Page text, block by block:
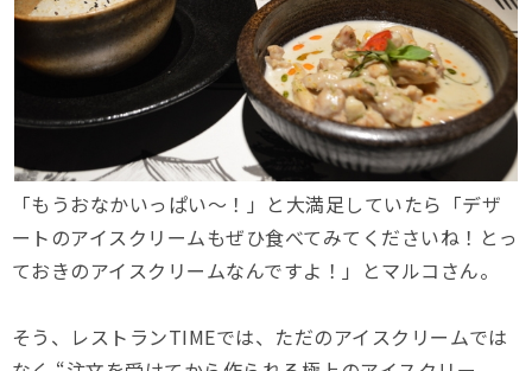
「もうおなかいっぱい〜！」と大満足していたら「デザ
ートのアイスクリームもぜひ食べてみてくださいね！とっ
ておきのアイスクリームなんですよ！」とマルコさん。
そう、レストランTIMEでは、ただのアイスクリームでは